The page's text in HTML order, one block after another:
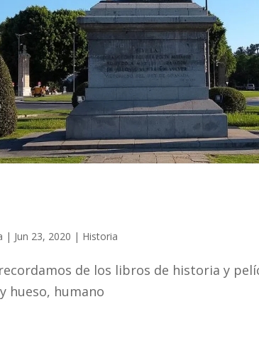
| Jun 23, 2020 | Historia
de los libros de historia y
hueso, humano